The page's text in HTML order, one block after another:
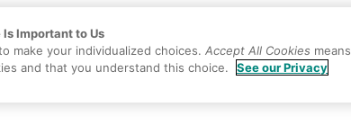
Important to Us
make your individualized choices. Accept All Cookies means
and that you understand this choice.
See our Privacy